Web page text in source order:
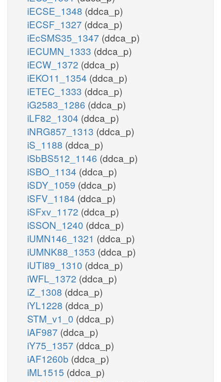
iECSE_1348 (ddca_p)
iECSF_1327 (ddca_p)
iEcSMS35_1347 (ddca_p)
iECUMN_1333 (ddca_p)
iECW_1372 (ddca_p)
iEKO11_1354 (ddca_p)
iETEC_1333 (ddca_p)
iG2583_1286 (ddca_p)
iLF82_1304 (ddca_p)
iNRG857_1313 (ddca_p)
iS_1188 (ddca_p)
iSbBS512_1146 (ddca_p)
iSBO_1134 (ddca_p)
iSDY_1059 (ddca_p)
iSFV_1184 (ddca_p)
iSFxv_1172 (ddca_p)
iSSON_1240 (ddca_p)
iUMN146_1321 (ddca_p)
iUMNK88_1353 (ddca_p)
iUTI89_1310 (ddca_p)
iWFL_1372 (ddca_p)
iZ_1308 (ddca_p)
iYL1228 (ddca_p)
STM_v1_0 (ddca_p)
iAF987 (ddca_p)
iY75_1357 (ddca_p)
iAF1260b (ddca_p)
iML1515 (ddca_p)